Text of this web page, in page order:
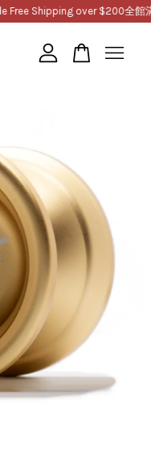
Shipping over $200全館滿